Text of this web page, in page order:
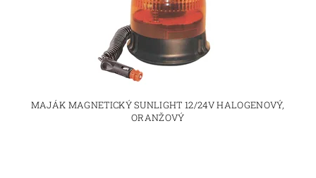
MAJÁK MAGNETICKÝ SUNLIGHT 12/24V HALOGENOVÝ,
ORANŽOVÝ